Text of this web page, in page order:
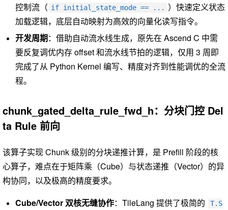
控制流（ if initial_state_mode == ...
）快速定义状态
加载逻辑，底层自动映射为高效的向量化读写指令。
开发周期：借助自动流水线生成，原先在 Ascend C 中需
要反复调优内存 offset 和流水线节拍的逻辑，仅用 3 周即
完成了从 Python Kernel 编写、精度对齐到性能调优的全流
程。
chunk_gated_delta_rule_fwd_h：分块门控 Del
ta Rule 前向
该算子实现 Chunk 级别的分块递推计算，是 Prefill 阶段的核
心算子，难点在于矩阵乘（Cube）与状态递推（Vector）的异
构协同，以及极高的精度要求。
Cube/Vector 双核无缝协作：TileLang 提供了极简的
T.S